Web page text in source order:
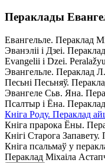
Пераклады
Евангельле. Пераклад
Эванэліі і Дзеі.
Evangelii і Dzei.
Эвангельле. Пераклад
Песьні Песьняў.
Эвангеле Сьв. Яна.
Псалтыр i Ёна.
Кніга Роду. Пераклад
Кніга прарока Ёны.
Кнігі Старога
Кніга псальмаў у
Пераклад Міхаіла